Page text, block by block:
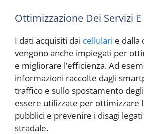
Ottimizzazione Dei Servizi E
I dati acquisiti dai cellulari e dalla
vengono anche impiegati per
e migliorare l’efficienza. Ad
informazioni raccolte dagli
traffico e sullo spostamento
essere utilizzate per ottimizzare
pubblici e prevenire i disagi
stradale.